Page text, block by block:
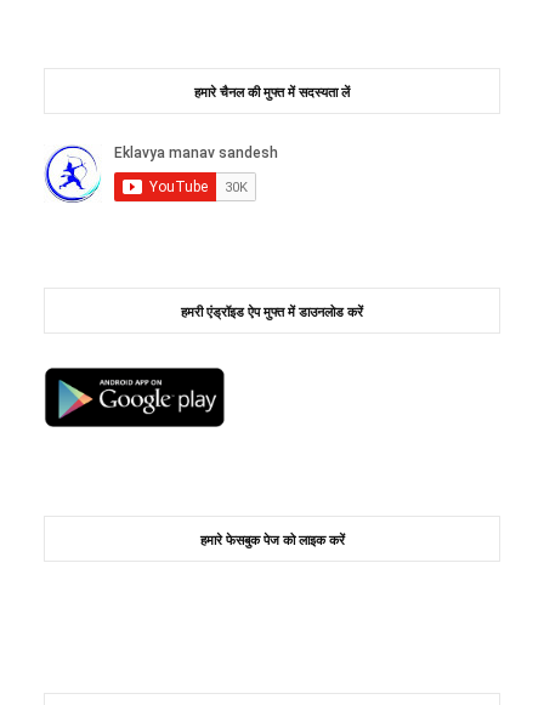
हमारे चैनल की मुफ्त में सदस्यता लें
हमरी एंड्रॉइड ऐप मुफ्त में डाउनलोड करें
हमारे फेसबुक पेज को लाइक करें